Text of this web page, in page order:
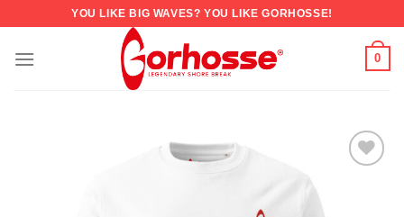
YOU LIKE BIG WAVES? YOU LIKE GORHOSSE!
0
AJOUTER